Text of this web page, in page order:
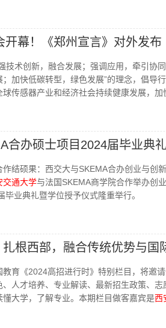
开幕！《郑州宣言》对外发布
技术创新，融合发展；强调应用，牵引协
加快低碳转型，绿色发展”的理念，倡导
球传感器产业和经济社会持续健康发展，加
合办硕士项目2024届毕业典
结硕果：西交大与SKEMA合办创业与创
交通大学与法国SKEMA商学院合作举办创
业典礼暨学位授予仪式隆重举行。
扎根西部，融合传统优势与国
育《2024高招进行时》特别栏目，将邀
、人才培养、专业解读、最新招生政策、
大学，了解专业。本期栏目做客嘉宾是西